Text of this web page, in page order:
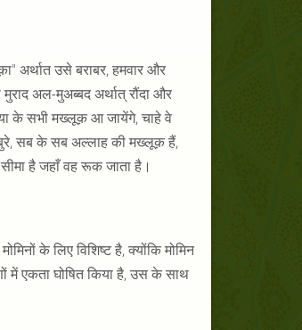
अर्थात उसे बराबर, हमवार और
अल-मुअब्बद अर्थात् रौंदा और
के सभी मख्लूक़ आ जायेंगे, चाहे वे
बुरे, सब के सब अल्लाह की मख्लूक़ हैं,
है जहाँ वह रूक जाता है।
के लिए विशिष्ट है, क्योंकि मोमिन
में एकता घोषित किया है, उस के साथ